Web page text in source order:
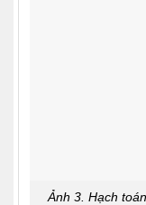
Ảnh 3. Hạch